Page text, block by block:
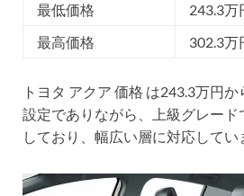
最低価格
243.3万
最高価格
302.3万
トヨタ アクア 価格 は243.3万円
設定でありながら、上級グレード
しており、幅広い層に対応してい